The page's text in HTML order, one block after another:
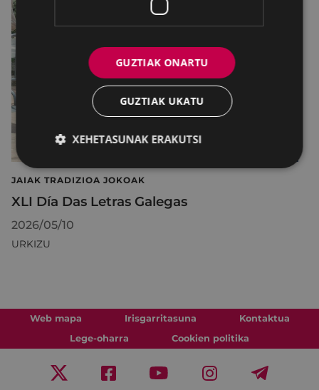
JAIAK TRADIZIOA JOKOAK
XLI Día Das Letras Galegas
2026/05/10
URKIZU
Web mapa Irisgarritasuna
Kontaktua
Lege-oharra
Cookien politika
GUZTIAK ONARTU
GUZTIAK UKATU
XEHETASUNAK ERAKUTSI